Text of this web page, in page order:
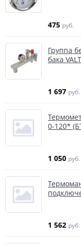
475 руб.
Группа
бака
1 697 руб.
0-120*
1 050 руб.
1 562 руб.